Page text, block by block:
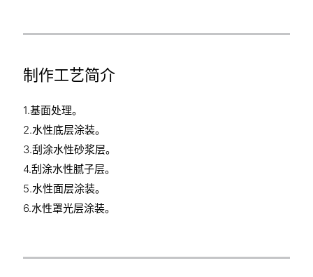
制作工艺简介
1.基面处理。
2.水性底层涂装。
3.刮涂水性砂浆层。
4.刮涂水性腻子层。
5.水性面层涂装。
6.水性罩光层涂装。